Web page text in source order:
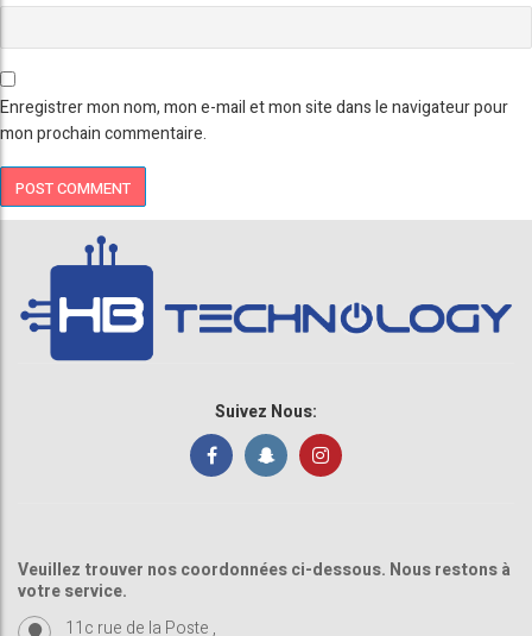
Enregistrer mon nom, mon e-mail et mon site dans le navigateur pour
mon prochain commentaire.
Suivez Nous:
Veuillez trouver nos coordonnées ci-dessous. Nous restons à
votre service.
11c rue de la Poste ,